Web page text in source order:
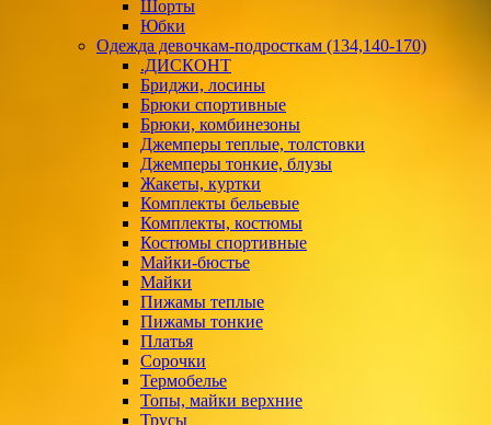
Шорты
Юбки
Одежда девочкам-подросткам (134,140-170)
.ДИСКОНТ
Бриджи, лосины
Брюки спортивные
Брюки, комбинезоны
Джемперы теплые, толстовки
Джемперы тонкие, блузы
Жакеты, куртки
Комплекты бельевые
Комплекты, костюмы
Костюмы спортивные
Майки-бюстье
Майки
Пижамы теплые
Пижамы тонкие
Платья
Сорочки
Термобелье
Топы, майки верхние
Трусы